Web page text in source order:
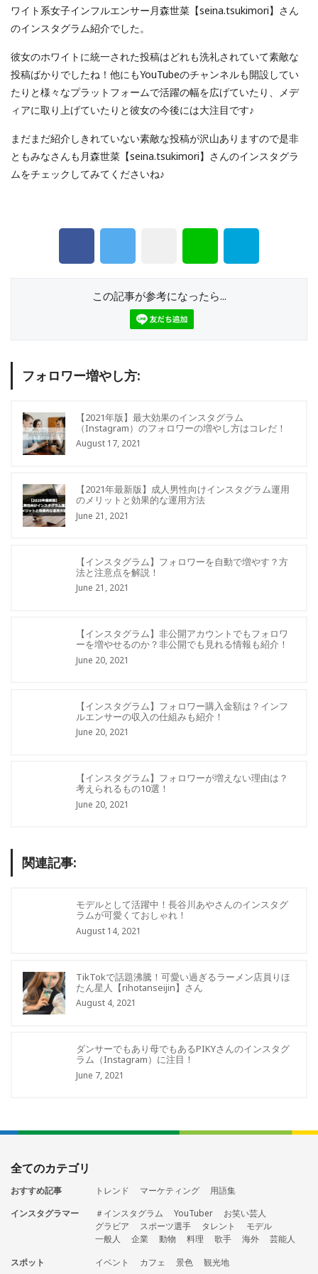
ワイト系女子インフルエンサー月森世菜【seina.tsukimori】さん
のインスタグラム紹介でした。
彼女のホワイトに統一された投稿はどれも洗礼されていて素敵な
投稿ばかりでしたね！他にもYouTubeのチャンネルも開設してい
たりと様々なプラットフォームで活躍の幅を広げていたり、メデ
ィアに取り上げていたりと彼女の今後には大注目です♪
まだまだ紹介しきれていない素敵な投稿が沢山ありますので是非
ともみなさんも月森世菜【seina.tsukimori】さんのインスタグラ
ムをチェックしてみてくださいね♪
この記事が参考になったら...
フォロワー増やし方:
【2021年版】最大効果のインスタグラム
（Instagram）のフォロワーの増やし方はコレだ！
August 17, 2021
【2021年最新版】成人男性向けインスタグラム運用
のメリットと効果的な運用方法
June 21, 2021
【インスタグラム】フォロワーを自動で増やす？方
法と注意点を解説！
June 21, 2021
【インスタグラム】非公開アカウントでもフォロワ
ーを増やせるのか？非公開でも見れる情報も紹介！
June 20, 2021
【インスタグラム】フォロワー購入金額は？インフ
ルエンサーの収入の仕組みも紹介！
June 20, 2021
【インスタグラム】フォロワーが増えない理由は？
考えられるもの10選！
June 20, 2021
関連記事:
モデルとして活躍中！長谷川あやさんのインスタグ
ラムが可愛くておしゃれ！
August 14, 2021
TikTokで話題沸騰！可愛い過ぎるラーメン店員りほ
たん星人【rihotanseijin】さん
August 4, 2021
ダンサーでもあり母でもあるPIKYさんのインスタグ
ラム（Instagram）に注目！
June 7, 2021
全てのカテゴリ
おすすめ記事 トレンド マーケティング
用語集
インスタグラマー
＃インスタグラム YouTuber
お笑い芸人
グラビア
スポーツ選手 タレント
モデル
一般人
企業 動物 料理 歌手 海外
芸能人
スポット
イベント カフェ 景色 観光地